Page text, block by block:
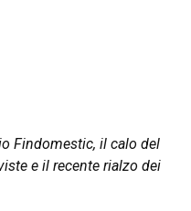
Findomestic, il calo del
e il recente rialzo dei